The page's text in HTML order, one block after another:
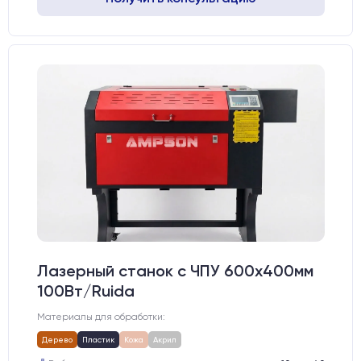
Лазерный станок c ЧПУ 600х400мм
100Вт/Ruida
Материалы для обработки:
Дерево Пластик Кожа Акрил